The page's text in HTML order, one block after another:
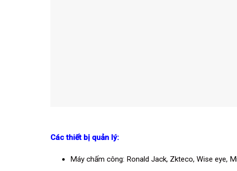
Các thiết bị quản lý:
Máy chấm công: Ronald Jack, Zkteco, Wise eye,